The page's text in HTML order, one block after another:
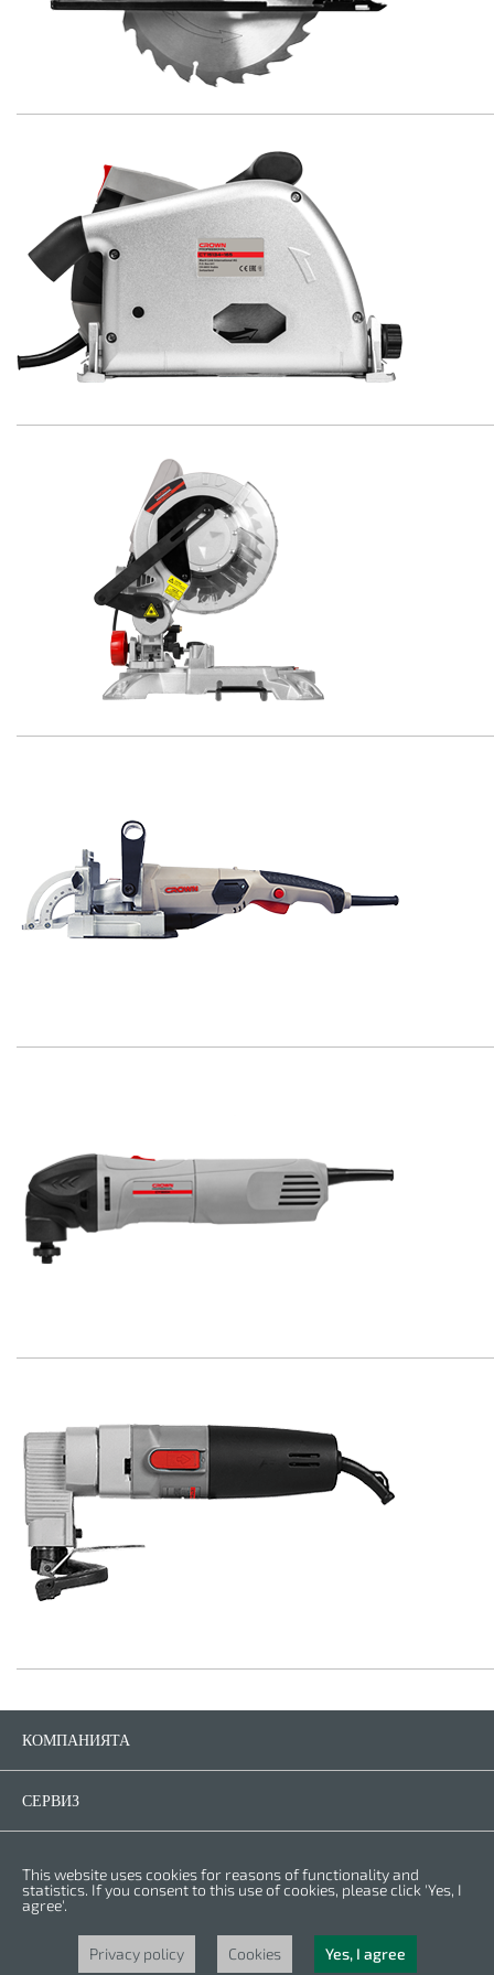
КОМПАНИЯТА
СЕРВИЗ
Гаранционни условия
Политика за личните данни
Бисквитки
This website uses cookies for reasons of functionality and
statistics. If you consent to this use of cookies, please click 'Yes, I
agree'.
Privacy policy Cookies Yes, I agree